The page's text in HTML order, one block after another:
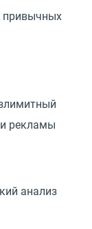
привычных
рекламы
анализ